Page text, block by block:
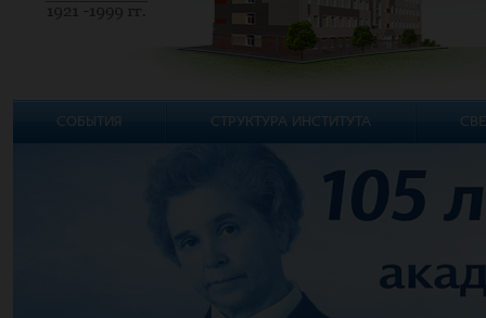
СОБЫТИЯ СТРУКТУРА ИНСТИТУТА